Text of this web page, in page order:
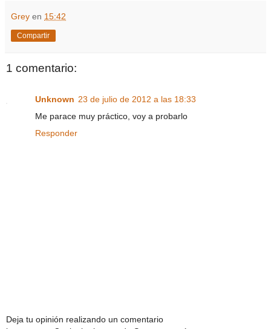
Grey en 15:42
Compartir
1 comentario:
Unknown 23 de julio de 2012 a las 18:33
Me parace muy práctico, voy a probarlo
Responder
Deja tu opinión realizando un comentario